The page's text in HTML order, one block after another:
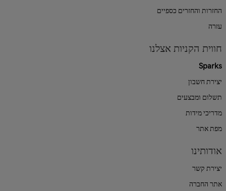
החזרות והחזרים כספיים
עזרה
חווית הקניות אצלנו
Sparks
יצירת חשבון
תשלום ומבצעים
מדריכי מידות
מפת אתר
אודותינו
יצירת קשר
אתר החברה